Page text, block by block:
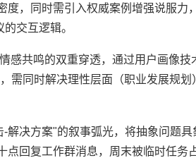
，同时需引入权威案例增强说服力
交互逻辑。
感共鸣的双重穿透，通过用户画像技
需同时解决理性层面（职业发展规划
决方案"的叙事弧光，将抽象问题
回复工作群消息，周末被临时任务